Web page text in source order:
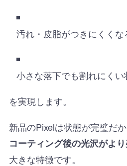
汚れ・皮脂がつきにくくな
小さな落下でも割れにくい
を実現します。
新品のPixelは状態が完璧だか
コーティング後の光沢がよ
大きな特徴です。